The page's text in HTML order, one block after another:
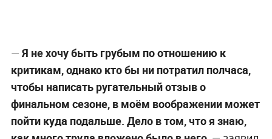
— Я не хочу быть грубым по отношению к
критикам, однако кто бы ни потратил полчаса,
чтобы написать ругательный отзыв о
финальном сезоне, в моём воображении может
пойти куда подальше. Дело в том, что я знаю,